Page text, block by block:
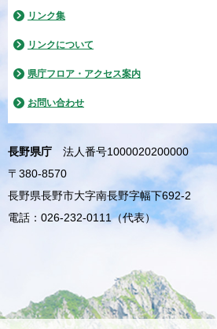
リンク集
リンクについて
県庁フロア・アクセス案内
お問い合わせ
長野県庁
法人番号1000020200000
〒380-8570
長野県長野市大字南長野字幅下692-2
電話：026-232-0111（代表）